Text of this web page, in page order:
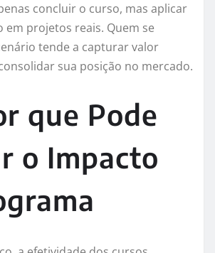
concluir o curso, mas aplicar
em projetos reais. Quem se
tende a capturar valor
sua posição no mercado.
que Pode
o Impacto